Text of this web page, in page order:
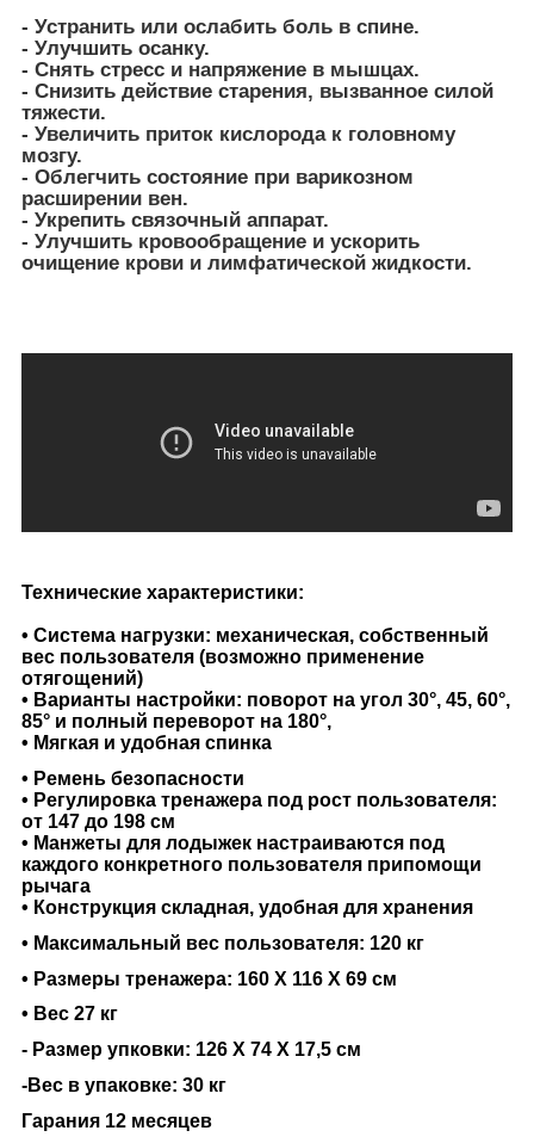
- Устранить или ослабить боль в спине.
- Улучшить осанку.
- Cнять стресс и напряжение в мышцах.
- Снизить действие старения, вызванное силой
тяжести.
- Увеличить приток кислорода к головному
мозгу.
- Облегчить состояние при варикозном
расширении вен.
- Укрепить связочный аппарат.
- Улучшить кровообращение и ускорить
очищение крови и лимфатической жидкости.
Технические характеристики:
• Система нагрузки: механическая, собственный
вес пользователя (возможно применение
отягощений)
• Варианты настройки: поворот на угол 30°, 45, 60°,
85° и полный переворот на 180°,
• Мягкая и удобная спинка
• Ремень безопасности
• Регулировка тренажера под рост пользователя:
от 147 до 198 см
• Манжеты для лодыжек настраиваются под
каждого конкретного пользователя припомощи
рычага
• Конструкция складная, удобная для хранения
• Максимальный вес пользователя: 120 кг
• Размеры тренажера: 160 Х 116 Х 69 см
• Вес 27 кг
- Размер упковки: 126 Х 74 Х 17,5 см
-Вес в упаковке: 30 кг
Гарания 12 месяцев